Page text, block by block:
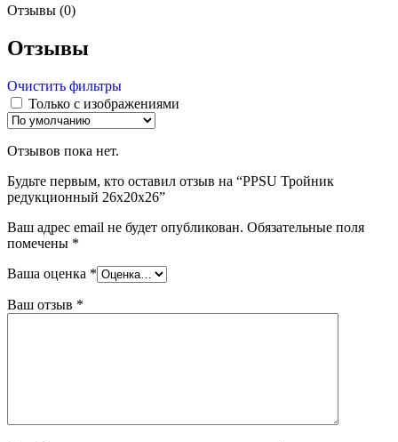
Отзывы (0)
Отзывы
Очистить фильтры
Только с изображениями
Отзывов пока нет.
Будьте первым, кто оставил отзыв на “PPSU Тройник
редукционный 26х20х26”
Ваш адрес email не будет опубликован. Обязательные поля
помечены *
Ваша оценка *
Ваш отзыв *